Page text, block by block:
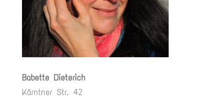
Babette Dieterich
Kärntner Str. 42